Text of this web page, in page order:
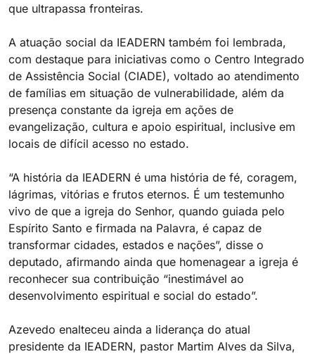
que ultrapassa fronteiras.
A atuação social da IEADERN também foi lembrada,
com destaque para iniciativas como o Centro Integrado
de Assistência Social (CIADE), voltado ao atendimento
de famílias em situação de vulnerabilidade, além da
presença constante da igreja em ações de
evangelização, cultura e apoio espiritual, inclusive em
locais de difícil acesso no estado.
“A história da IEADERN é uma história de fé, coragem,
lágrimas, vitórias e frutos eternos. É um testemunho
vivo de que a igreja do Senhor, quando guiada pelo
Espírito Santo e firmada na Palavra, é capaz de
transformar cidades, estados e nações”, disse o
deputado, afirmando ainda que homenagear a igreja é
reconhecer sua contribuição “inestimável ao
desenvolvimento espiritual e social do estado”.
Azevedo enalteceu ainda a liderança do atual
presidente da IEADERN, pastor Martim Alves da Silva,